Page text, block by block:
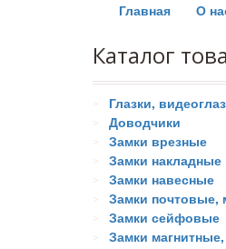
Главная О
Каталог
Глазки,
Доводчики
Замки врезные
Замки накладные
Замки навесные
Замки почтовые,
Замки сейфовые
Замки